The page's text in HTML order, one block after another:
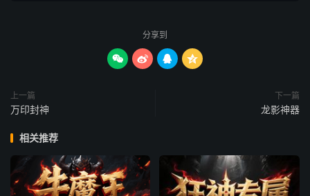
分享到
   
上一篇
万印封神
下一篇
龙影神器
相关推荐